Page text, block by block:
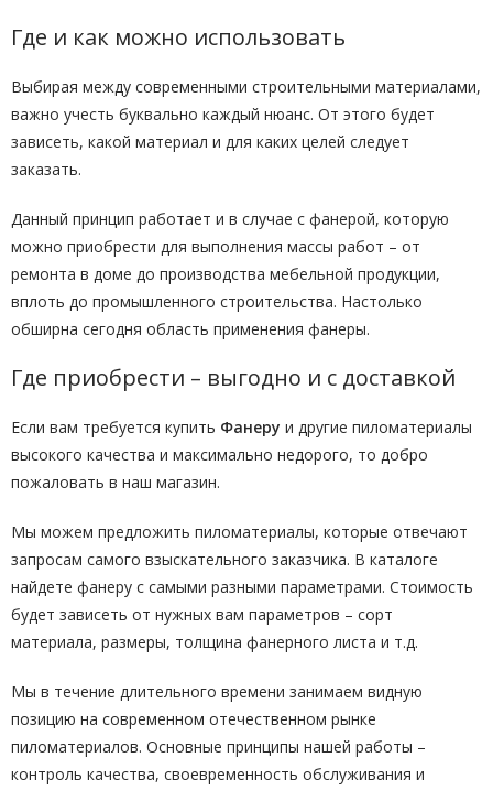
Где и как можно использовать
Выбирая между современными строительными материалами,
важно учесть буквально каждый нюанс. От этого будет
зависеть, какой материал и для каких целей следует
заказать.
Данный принцип работает и в случае с фанерой, которую
можно приобрести для выполнения массы работ – от
ремонта в доме до производства мебельной продукции,
вплоть до промышленного строительства. Настолько
обширна сегодня область применения фанеры.
Где приобрести – выгодно и с доставкой
Если вам требуется купить Фанеру и другие пиломатериалы
высокого качества и максимально недорого, то добро
пожаловать в наш магазин.
Мы можем предложить пиломатериалы, которые отвечают
запросам самого взыскательного заказчика. В каталоге
найдете фанеру с самыми разными параметрами. Стоимость
будет зависеть от нужных вам параметров – сорт
материала, размеры, толщина фанерного листа и т.д.
Мы в течение длительного времени занимаем видную
позицию на современном отечественном рынке
пиломатериалов. Основные принципы нашей работы –
контроль качества, своевременность обслуживания и